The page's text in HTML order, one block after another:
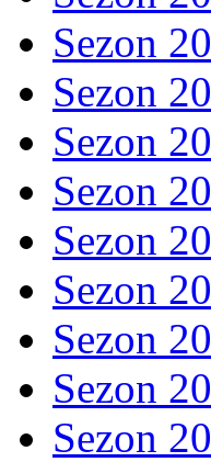
Sezon
Sezon
Sezon
Sezon
Sezon
Sezon
Sezon
Sezon
Sezon